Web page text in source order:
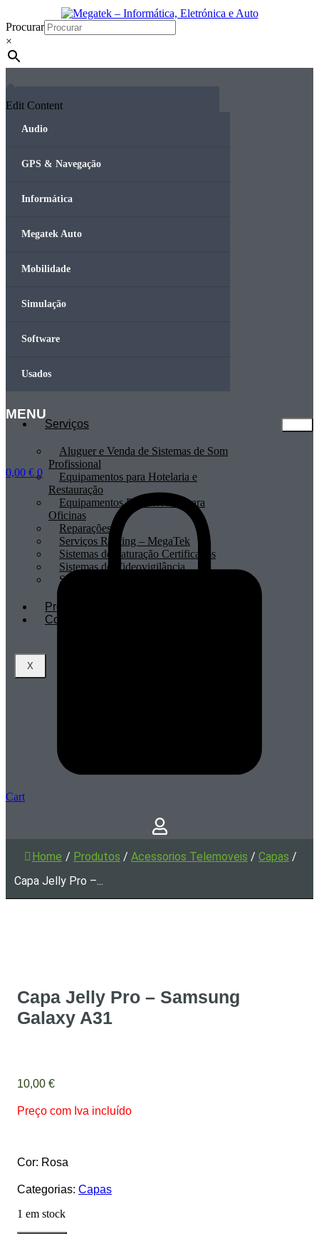
Procurar
×
Edit Content
Audio
GPS & Navegação
Informática
Megatek Auto
Mobilidade
Simulação
Software
Usados
MENU
Serviços
Aluguer e Venda de Sistemas de Som
Profissional
Equipamentos para Hotelaria e
Restauração
Equipamentos Profissionais para
Oficinas
Reparações
Serviços Renting – MegaTek
Sistemas de Faturação Certificados
Sistemas de Videovigilância
Sistemas POS
Profissionais
Contactos
X
0,00 € 0
Cart
Home / Produtos / Acessorios Telemoveis / Capas /
Capa Jelly Pro –...
Capa Jelly Pro – Samsung
Galaxy A31
10,00 €
Preço com Iva incluído
Cor: Rosa
Categorias: Capas
1 em stock